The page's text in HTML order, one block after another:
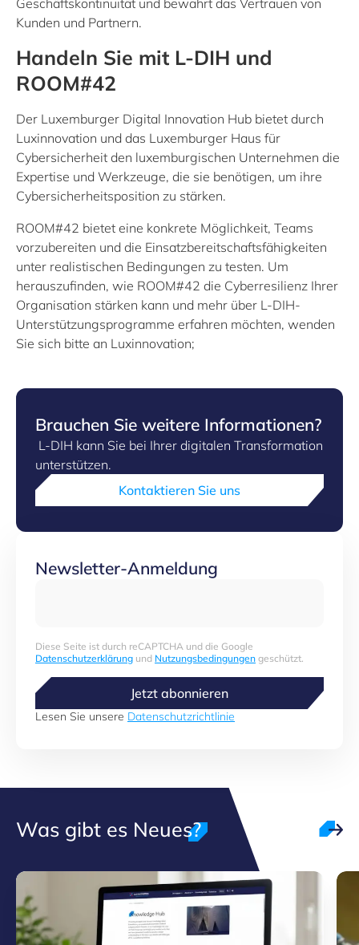
Geschäftskontinuität und bewahrt das Vertrauen von
Kunden und Partnern.
Handeln Sie mit L-DIH und
ROOM#42
Der Luxemburger Digital Innovation Hub bietet durch
Luxinnovation und das Luxemburger Haus für
Cybersicherheit den luxemburgischen Unternehmen die
Expertise und Werkzeuge, die sie benötigen, um ihre
Cybersicherheitsposition zu stärken.
ROOM#42 bietet eine konkrete Möglichkeit, Teams
vorzubereiten und die Einsatzbereitschaftsfähigkeiten
unter realistischen Bedingungen zu testen. Um
herauszufinden, wie ROOM#42 die Cyberresilienz Ihrer
Organisation stärken kann und mehr über L-DIH-
Unterstützungsprogramme erfahren möchten, wenden
Sie sich bitte an Luxinnovation;
Brauchen Sie weitere Informationen?
L-DIH kann Sie bei Ihrer digitalen Transformation
unterstützen.
Kontaktieren Sie uns
Newsletter-Anmeldung
Diese Seite ist durch reCAPTCHA und die Google
Datenschutzerklärung und Nutzungsbedingungen geschützt.
Jetzt abonnieren
Lesen Sie unsere Datenschutzrichtlinie
Was gibt es Neues?